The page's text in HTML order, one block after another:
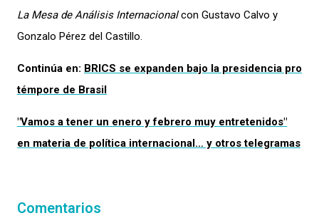
La Mesa de Análisis Internacionalcon Gustavo Calvo y
Gonzalo Pérez del Castillo.
Continúa en: BRICS se expanden bajo la presidencia pro
témpore de Brasil
"Vamos a tener un enero y febrero muy entretenidos"
en materia de política internacional… y otros telegramas
Comentarios